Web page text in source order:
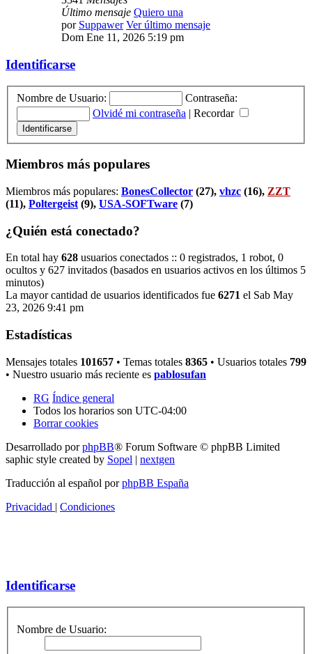
Último mensaje Quiero una
por Suppawer Ver último mensaje
Dom Ene 11, 2026 5:19 pm
Identificarse
Nombre de Usuario:
Contraseña:
Olvidé mi contraseña | Recordar
Miembros más populares
Miembros más populares: BonesCollector (27), vhzc (16), ZZT
(11), Poltergeist (9), USA-SOFTware (7)
¿Quién está conectado?
En total hay 628 usuarios conectados :: 0 registrados, 1 robot, 0
ocultos y 627 invitados (basados en usuarios activos en los últimos 5
minutos)
La mayor cantidad de usuarios identificados fue 6271 el Sab May
23, 2026 9:41 pm
Estadísticas
Mensajes totales 101657 • Temas totales 8365 • Usuarios totales 799
• Nuestro usuario más reciente es pablosufan
RG Índice general
Todos los horarios son UTC-04:00
Borrar cookies
Desarrollado porphpBB® Forum Software © phpBB Limited
saphic style created by Sopel | nextgen
Traducción al español porphpBB España
Privacidad | Condiciones
Identificarse
Nombre de Usuario: